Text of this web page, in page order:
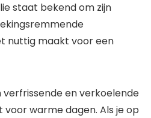
staat bekend om zijn
nuttig maakt voor een
en verkoelende
warme dagen. Als je op